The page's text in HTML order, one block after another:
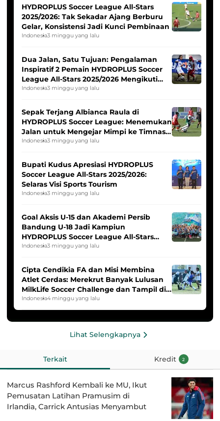
HYDROPLUS Soccer League All-Stars
2025/2026: Tak Sekadar Ajang Berburu
Gelar, Konsistensi Jadi Kunci Pembinaan
Indonesia3 minggu yang lalu
Dua Jalan, Satu Tujuan: Pengalaman
Inspiratif 2 Pemain HYDROPLUS Soccer
League All-Stars 2025/2026 Mengikuti
Seleksi Timnas Indonesia Putri
Indonesia3 minggu yang lalu
Sepak Terjang Albianca Raula di
HYDROPLUS Soccer League: Menemukan
Jalan untuk Mengejar Mimpi ke Timnas
Indonesia Putri
Indonesia3 minggu yang lalu
Bupati Kudus Apresiasi HYDROPLUS
Soccer League All-Stars 2025/2026:
Selaras Visi Sports Tourism
Indonesia3 minggu yang lalu
Goal Aksis U-15 dan Akademi Persib
Bandung U-18 Jadi Kampiun
HYDROPLUS Soccer League All-Stars
2025/2026
Indonesia3 minggu yang lalu
Cipta Cendikia FA dan Misi Membina
Atlet Cerdas: Merekrut Banyak Lulusan
MilkLife Soccer Challenge dan Tampil di
HYDROPLUS Soccer League
Indonesia4 minggu yang lalu
Lihat Selengkapnya
Terkait Kredit 2
Marcus Rashford Kembali ke MU, Ikut
Pemusatan Latihan Pramusim di
Irlandia, Carrick Antusias Menyambut